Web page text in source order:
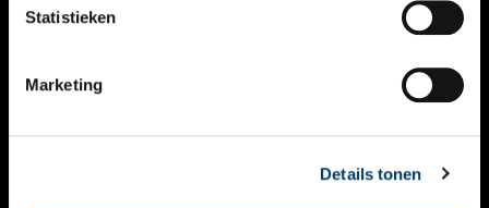
Statistieken
Marketing
Details tonen
NIEUWSBRIEF
DISCLAIMER